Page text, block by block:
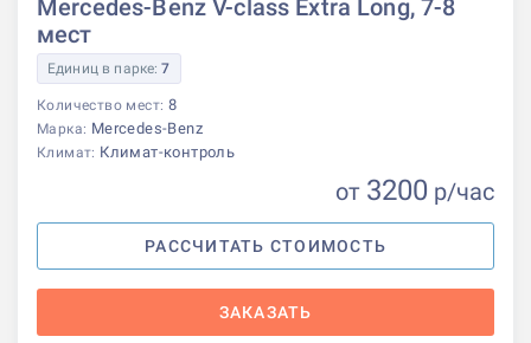
Mercedes-Benz V-class Extra Long, 7-8
мест
Единиц в парке:7
Количество мест: 8
Марка: Mercedes-Benz
Климат: Климат-контроль
от 3200 р/час
РАССЧИТАТЬ СТОИМОСТЬ
ЗАКАЗАТЬ